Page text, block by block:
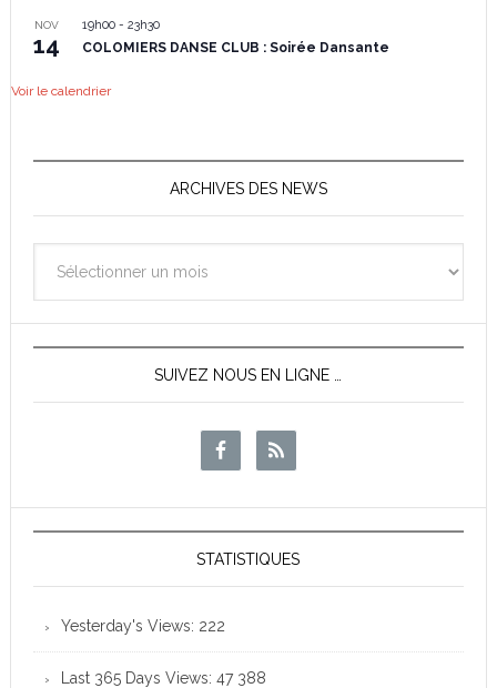
NOV
14
19h00- 23h30
COLOMIERS DANSE CLUB : Soirée Dansante
Voir le calendrier
ARCHIVES DES NEWS
des
News
SUIVEZ NOUS EN LIGNE …
STATISTIQUES
Yesterday's Views: 222
Last 365 Days Views: 47 388